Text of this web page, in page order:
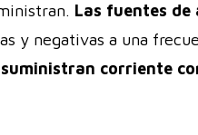
Las fuentes de
y negativas a una
corriente